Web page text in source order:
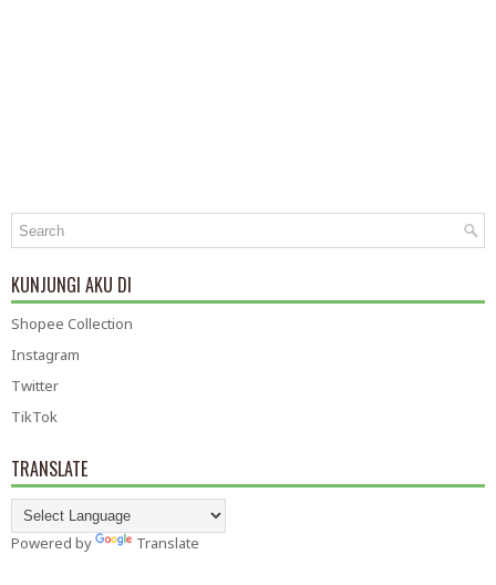
KUNJUNGI AKU DI
Shopee Collection
Instagram
Twitter
TikTok
TRANSLATE
Powered by Translate